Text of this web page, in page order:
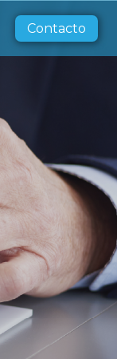
Contacto